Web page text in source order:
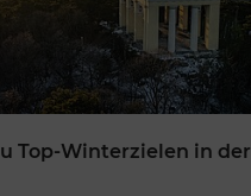
Top-Winterzielen in der